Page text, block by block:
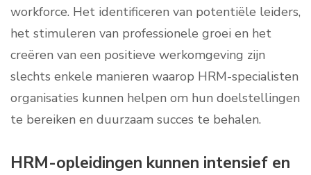
workforce. Het identificeren van potentiële leiders,
het stimuleren van professionele groei en het
creëren van een positieve werkomgeving zijn
slechts enkele manieren waarop HRM-specialisten
organisaties kunnen helpen om hun doelstellingen
te bereiken en duurzaam succes te behalen.
HRM-opleidingen kunnen intensief en